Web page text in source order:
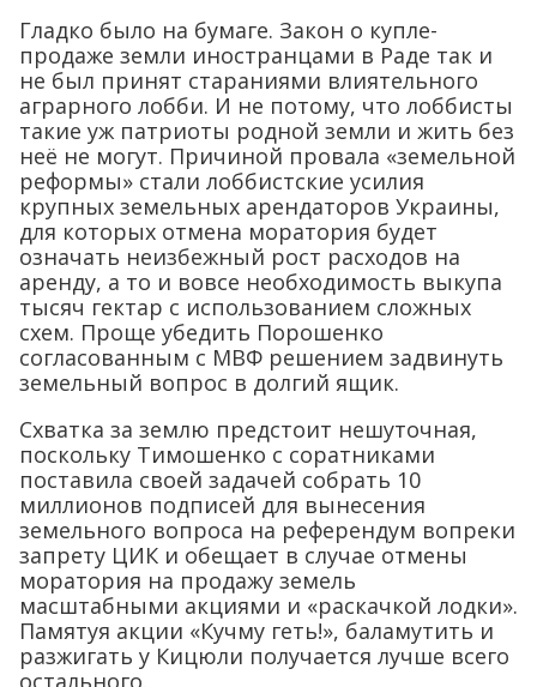
Гладко было на бумаге. Закон о купле-
продаже земли иностранцами в Раде так и
не был принят стараниями влиятельного
аграрного лобби. И не потому, что лоббисты
такие уж патриоты родной земли и жить без
неё не могут. Причиной провала «земельной
реформы» стали лоббистские усилия
крупных земельных арендаторов Украины,
для которых отмена моратория будет
означать неизбежный рост расходов на
аренду, а то и вовсе необходимость выкупа
тысяч гектар с использованием сложных
схем. Проще убедить Порошенко
согласованным с МВФ решением задвинуть
земельный вопрос в долгий ящик.
Схватка за землю предстоит нешуточная,
поскольку Тимошенко с соратниками
поставила своей задачей собрать 10
миллионов подписей для вынесения
земельного вопроса на референдум вопреки
запрету ЦИК и обещает в случае отмены
моратория на продажу земель
масштабными акциями и «раскачкой лодки».
Памятуя акции «Кучму геть!», баламутить и
разжигать у Кицюли получается лучше всего